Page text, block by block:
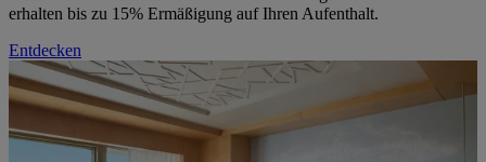
erhalten bis zu 15% Ermäßigung auf Ihren Aufenthalt.
Entdecken